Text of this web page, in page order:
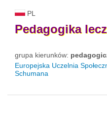
PL
Pedagogika
grupa kierunków:
Europejska Uczelnia
Schumana